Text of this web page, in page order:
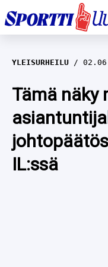
EM-YLEISURHEILU
JÄÄKIEKKO
YLEISURHEILU
WILMA HELTELÄ
TALVILAJIT
YLEISURHEILU
Tämä näky
IL:ssä